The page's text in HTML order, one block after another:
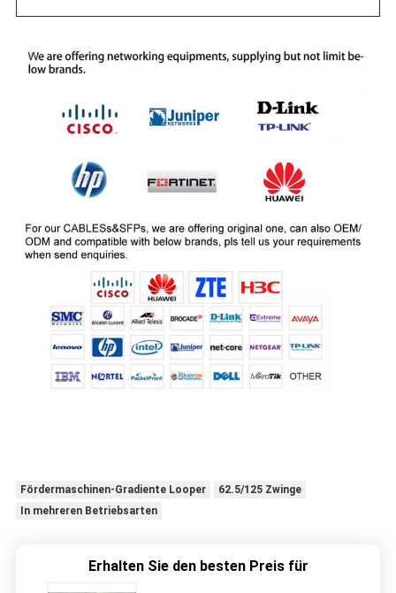
Fördermaschinen-Gradiente Looper
62.5/125 Zwinge
In mehreren Betriebsarten
Erhalten Sie den besten Preis für